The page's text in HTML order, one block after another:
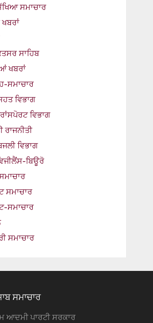
ਸਮਾਚਾਰ
ਸਾਹਿਬ
ਖਬਰਾਂ
ਸਮਾਚਾਰ
ਵਿਭਾਗ
ਵਿਭਾਗ
ਰਾਜਨੀਤੀ
ਵਿਭਾਗ
ਬਿਊਰੋ
ਸਮਾਚਾਰ
ਸਮਾਚਾਰ
ਸਮਾਚਾਰ
ਸਮਾਚਾਰ
ਆਦਮੀ ਪਾਰਟੀ ਸਰਕਾਰ